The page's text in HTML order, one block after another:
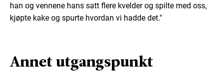
han og vennene hans satt flere kvelder og spilte med oss,
kjøpte kake og spurte hvordan vi hadde det."
Annet utgangspunkt